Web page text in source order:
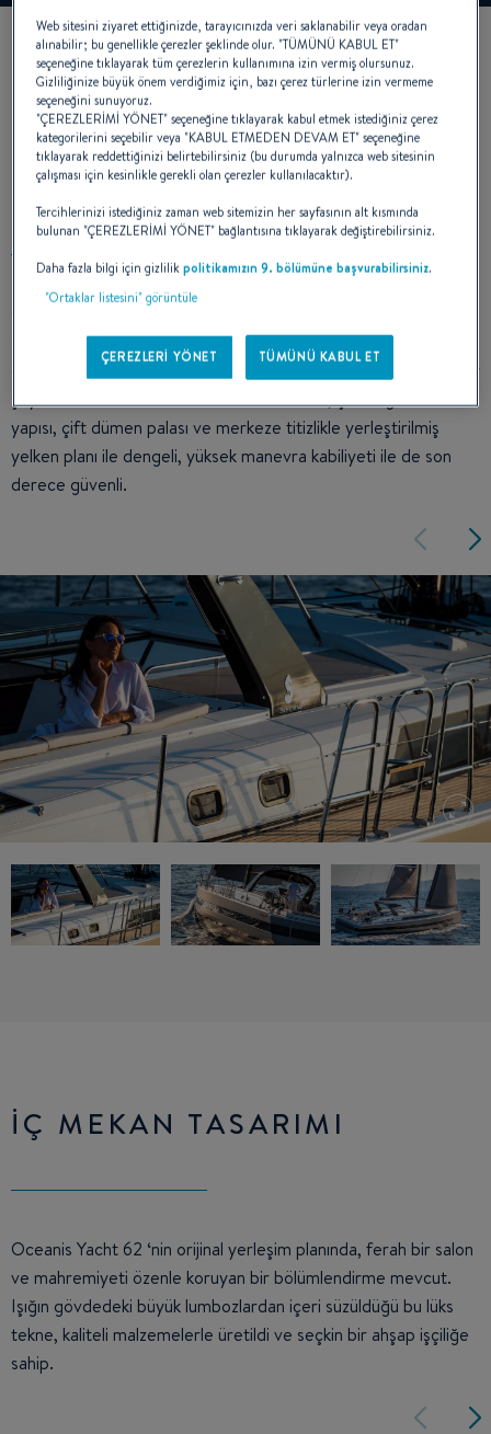
DIŞ MEKAN TASARIMI
Oceanis Yacht herkes tarafından fark edilen farklı bir çizgiye
sahip. Etrafını saran camlarla deniz üzerinde çok zarif. Dış
gövde tasarımında sıra dışı bir tekneden bekleyebileceğiniz her
şey mevcut. Oceanis Yacht 62’nin tasarımı, çeneli gövde
yapısı, çift dümen palası ve merkeze titizlikle yerleştirilmiş
yelken planı ile dengeli, yüksek manevra kabiliyeti ile de son
derece güvenli.
İÇ MEKAN TASARIMI
Oceanis Yacht 62 ‘nin orijinal yerleşim planında, ferah bir salon
ve mahremiyeti özenle koruyan bir bölümlendirme mevcut.
Işığın gövdedeki büyük lumbozlardan içeri süzüldüğü bu lüks
tekne, kaliteli malzemelerle üretildi ve seçkin bir ahşap işçiliğe
sahip.
Web sitesini ziyaret ettiğinizde, tarayıcınızda veri saklanabilir veya oradan
alınabilir; bu genellikle çerezler şeklinde olur. "TÜMÜNÜ KABUL ET"
seçeneğine tıklayarak tüm çerezlerin kullanımına izin vermiş olursunuz.
Gizliliğinize büyük önem verdiğimiz için, bazı çerez türlerine izin vermeme
seçeneğini sunuyoruz.
"ÇEREZLERİMİ YÖNET" seçeneğine tıklayarak kabul etmek istediğiniz çerez
kategorilerini seçebilir veya "KABUL ETMEDEN DEVAM ET" seçeneğine
tıklayarak reddettiğinizi belirtebilirsiniz (bu durumda yalnızca web sitesinin
çalışması için kesinlikle gerekli olan çerezler kullanılacaktır).
Tercihlerinizi istediğiniz zaman web sitemizin her sayfasının alt kısmında
bulunan "ÇEREZLERİMİ YÖNET" bağlantısına tıklayarak değiştirebilirsiniz.
Daha fazla bilgi için gizlilikpolitikamızın 9. bölümüne başvurabilirsiniz.
"Ortaklar listesini" görüntüle
ÇEREZLERİ YÖNET TÜMÜNÜ KABUL ET